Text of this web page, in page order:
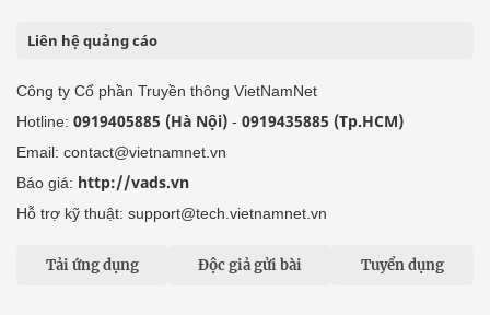
Liên hệ quảng cáo
Công ty Cổ phần Truyền thông VietNamNet
Hotline: 0919405885 (Hà Nội) - 0919435885 (Tp.HCM)
Email: contact@vietnamnet.vn
Báo giá: http://vads.vn
Hỗ trợ kỹ thuật: support@tech.vietnamnet.vn
Tải ứng dụng Độc giả gửi bài Tuyển dụng